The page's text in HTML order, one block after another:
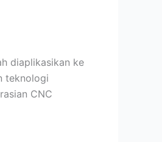
diaplikasikan ke
teknologi
CNC